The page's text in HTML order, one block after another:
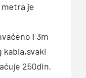
je
i 3m
kabla,svaki
250din.